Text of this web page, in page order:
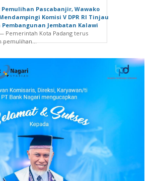
Pemulihan Pascabanjir, Wawako
Komisi V DPR RI Tinjau
Pembangunan Jembatan Kalawi
Pemerintah Kota Padang terus
pemulihan...